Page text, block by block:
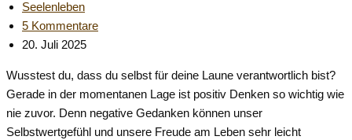
veröffentlicht:
Beitrags-
Kategorie:
Seelenleben
Beitrags-
Kommentare:
5 Kommentare
Beitrag
geändert
am:
20. Juli 2025
Wusstest du, dass du selbst für deine Laune verantwortlich bist?
Gerade in der momentanen Lage ist positiv Denken so wichtig wie
nie zuvor. Denn negative Gedanken können unser
Selbstwertgefühl und unsere Freude am Leben sehr leicht